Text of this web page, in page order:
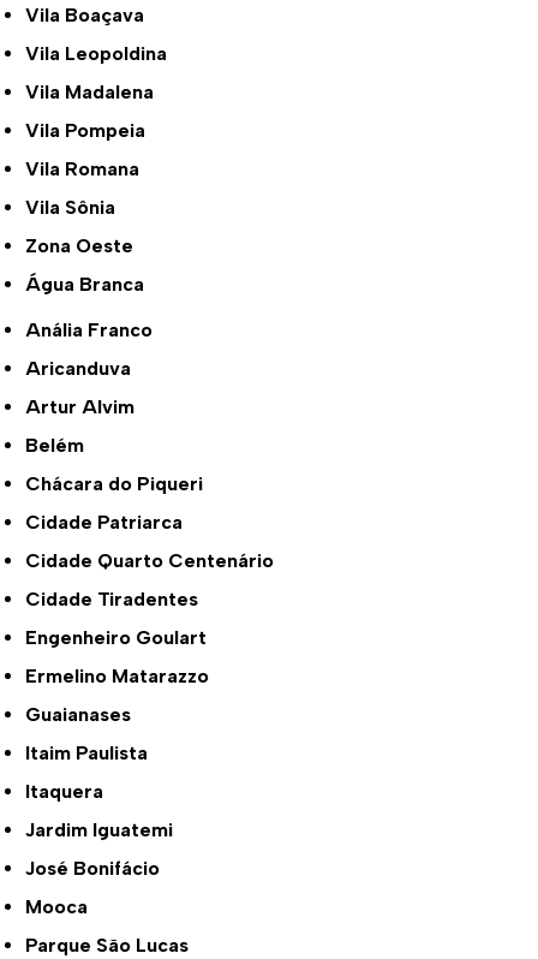
Vila Boaçava
Vila Leopoldina
Vila Madalena
Vila Pompeia
Vila Romana
Vila Sônia
Zona Oeste
Água Branca
Anália Franco
Aricanduva
Artur Alvim
Belém
Chácara do Piqueri
Cidade Patriarca
Cidade Quarto Centenário
Cidade Tiradentes
Engenheiro Goulart
Ermelino Matarazzo
Guaianases
Itaim Paulista
Itaquera
Jardim Iguatemi
José Bonifácio
Mooca
Parque São Lucas